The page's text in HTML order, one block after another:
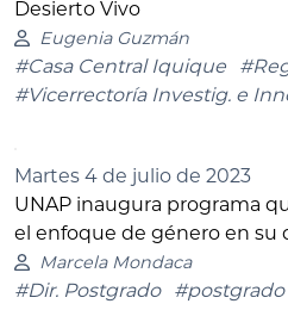
Desierto Vivo
Eugenia Guzmán
#Casa Central Iquique
#Vicerrectoría Investig. e
Martes 4 de julio de 2023
UNAP inaugura programa
el enfoque de género en su
Marcela Mondaca
#Dir. Postgrado #postgrado